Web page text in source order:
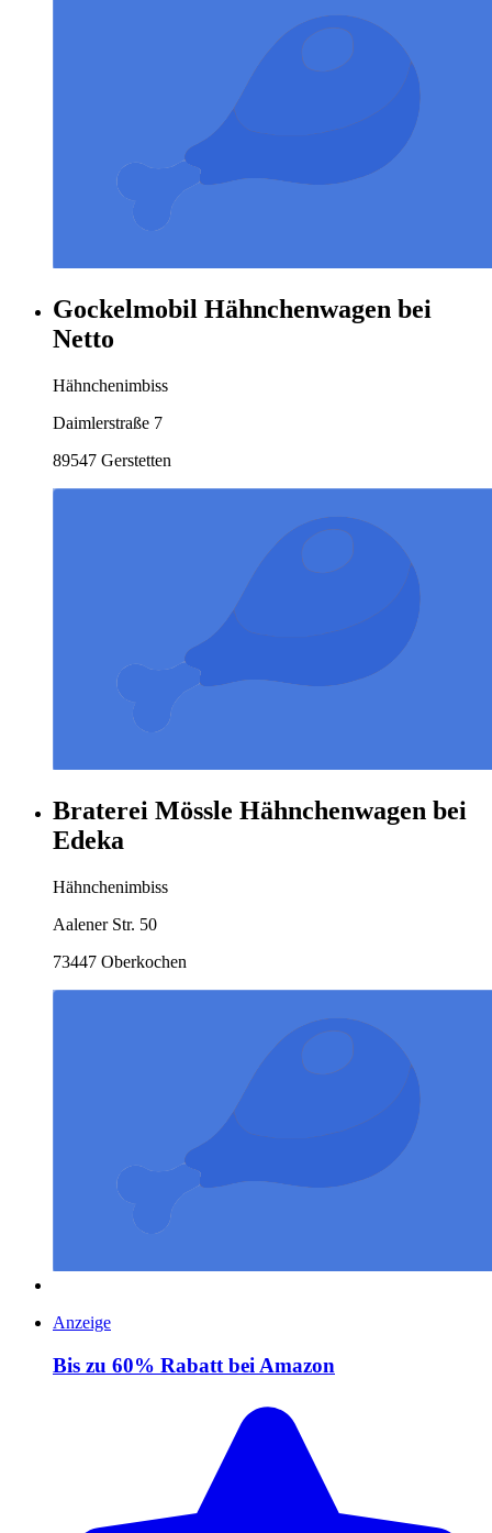
Gockelmobil Hähnchenwagen bei
Netto
Hähnchenimbiss
Daimlerstraße 7
89547 Gerstetten
Braterei Mössle Hähnchenwagen bei
Edeka
Hähnchenimbiss
Aalener Str. 50
73447 Oberkochen
Anzeige
Bis zu 60% Rabatt bei Amazon